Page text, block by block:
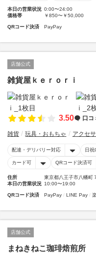
本日の営業状況 0:00〜24:00
価格帯
￥850〜￥50,000
QRコード決済 PayPay
店舗公式
雑貨屋ｋｅｒｏｒｉ
3.50 口コ
雑貨 玩具・おもちゃ アクセ
配達・デリバリー対応 日祝
カード可 QRコード決済可
住所
東京都八王子市八幡町
本日の営業状況 10:00〜19:00
QRコード決済 PayPay LINE Pay
店舗公式
まねきねこ珈琲焙煎所